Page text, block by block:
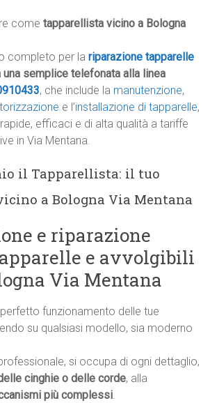
cometapparellista vicino a Bologna
completo per lariparazione tapparelle
una semplice telefonata alla linea
, che include la manutenzione,
e l’installazione di tapparelle,
efficaci e di alta qualità a tariffe
in Via Mentana.
il Tapparellista: il tuo
a Bologna Via Mentana
e riparazione
e avvolgibili
Via Mentana
funzionamento delle tue
su qualsiasi modello, sia moderno
si occupa di ogni dettaglio,
cinghie o delle corde, alla
più complessi.